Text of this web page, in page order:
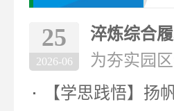
25
2026-06
淬炼综合
为夯实园
【学思践悟】扬